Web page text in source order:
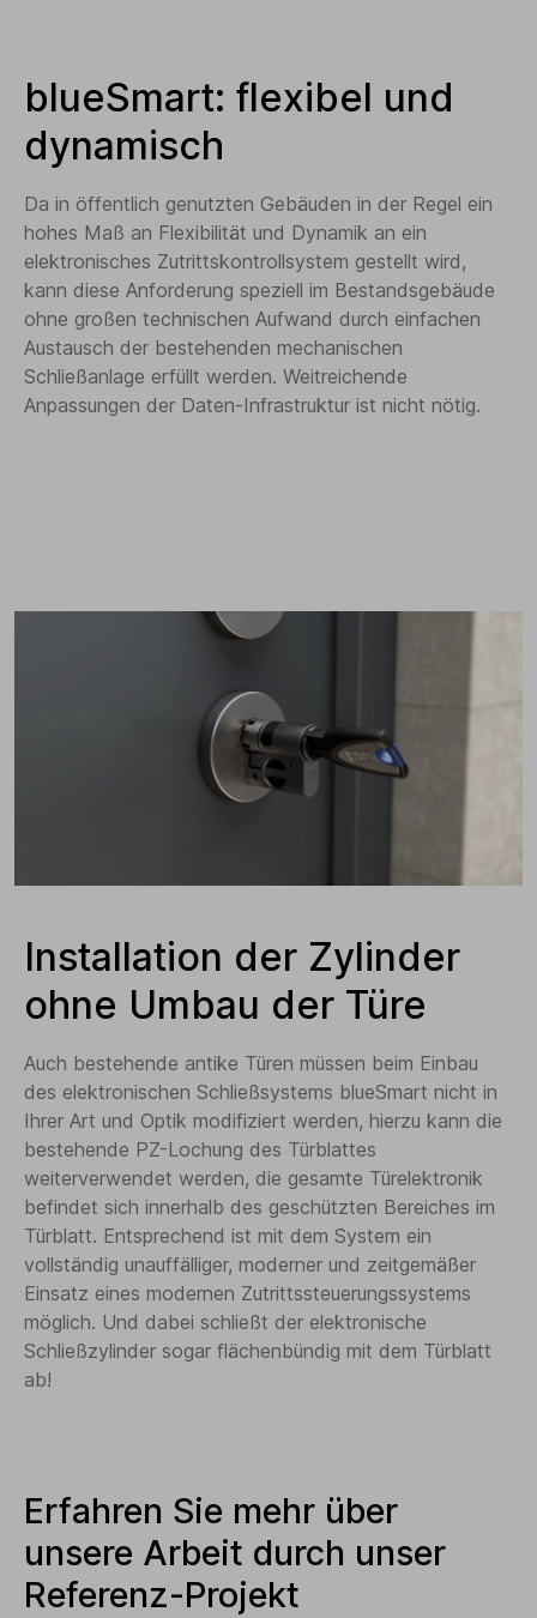
blueSmart: flexibel und
dynamisch
Da in öffentlich genutzten Gebäuden in der Regel ein
hohes Maß an Flexibilität und Dynamik an ein
elektronisches Zutrittskontrollsystem gestellt wird,
kann diese Anforderung speziell im Bestandsgebäude
ohne großen technischen Aufwand durch einfachen
Austausch der bestehenden mechanischen
Schließanlage erfüllt werden. Weitreichende
Anpassungen der Daten-Infrastruktur ist nicht nötig.
Installation der Zylinder
ohne Umbau der Türe
Auch bestehende antike Türen müssen beim Einbau
des elektronischen Schließsystems blueSmart nicht in
Ihrer Art und Optik modifiziert werden, hierzu kann die
bestehende PZ-Lochung des Türblattes
weiterverwendet werden, die gesamte Türelektronik
befindet sich innerhalb des geschützten Bereiches im
Türblatt. Entsprechend ist mit dem System ein
vollständig unauffälliger, moderner und zeitgemäßer
Einsatz eines modernen Zutrittssteuerungssystems
möglich. Und dabei schließt der elektronische
Schließzylinder sogar flächenbündig mit dem Türblatt
ab!
Erfahren Sie mehr über
unsere Arbeit durch unser
Referenz-Projekt